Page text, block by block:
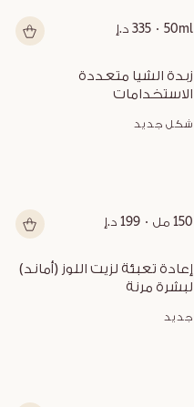
50ml 335 د.إ
الاستخدامات
شكل جديد
150 مل 199 د.إ
لبشرة مرنة
جديد